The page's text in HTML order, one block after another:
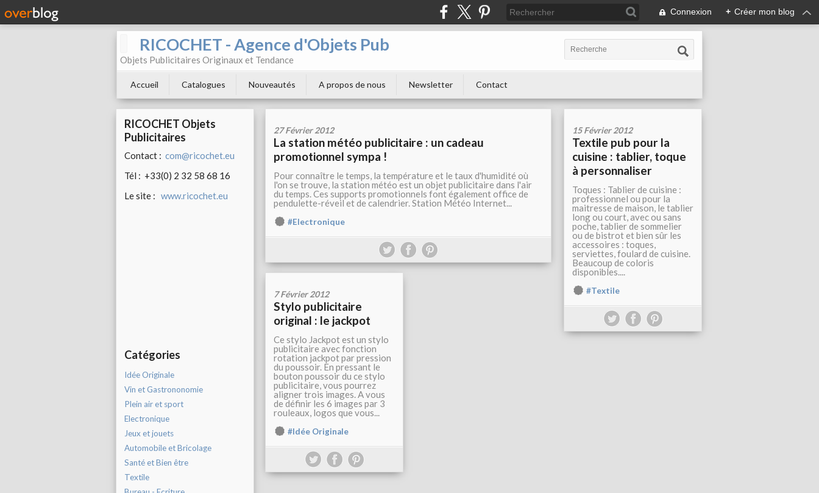
Connexion + Créer mon blog
RICOCHET - Agence d'Objets Pub
Objets Publicitaires Originaux et Tendance
Accueil Catalogues Nouveautés A propos de nous Newsletter Contact
RICOCHET Objets
Publicitaires
Contact : com@ricochet.eu
Tél : +33(0) 2 32 58 68 16
Le site : www.ricochet.eu
Catégories
Idée Originale
Vin et Gastrononomie
Plein air et sport
Electronique
Jeux et jouets
Automobile et Bricolage
Santé et Bien être
Textile
27 Février 2012
La station météo publicitaire : un cadeau
promotionnel sympa !
Pour connaître le temps, la température et le taux d'humidité où
l'on se trouve, la station météo est un objet publicitaire dans l'air
du temps. Ces supports promotionnels font également office de
pendulette-réveil et de calendrier. Station Météo Internet...
#Electronique
15 Février 2012
Textile pub pour la
cuisine : tablier, toque
à personnaliser
Toques : Tablier de cuisine :
professionnel ou pour la
maitresse de maison, le tablier
long ou court, avec ou sans
poche, tablier de sommelier
ou de bistrot et bien sûr les
accessoires : toques,
serviettes, foulard de cuisine.
Beaucoup de coloris
disponibles....
#Textile
7 Février 2012
Stylo publicitaire
original : le jackpot
Ce stylo Jackpot est un stylo
publicitaire avec fonction
rotation jackpot par pression
du poussoir. En pressant le
bouton poussoir du ce stylo
publicitaire, vous pourrez
aligner trois images. A vous
de définir les 6 images par 3
rouleaux, logos que vous...
#Idée Originale